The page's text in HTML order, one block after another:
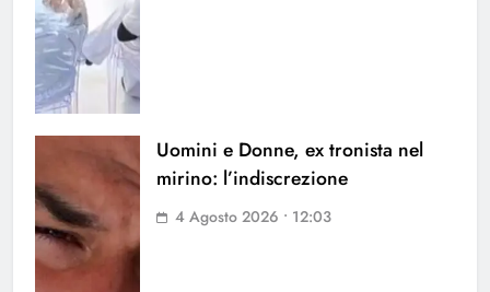
Uomini e Donne, ex tronista nel
mirino: l’indiscrezione
4 Agosto 2026 • 12:03